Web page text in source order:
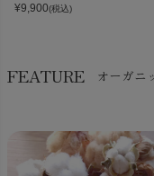
¥9,900(税込)
FEATURE オーガニ